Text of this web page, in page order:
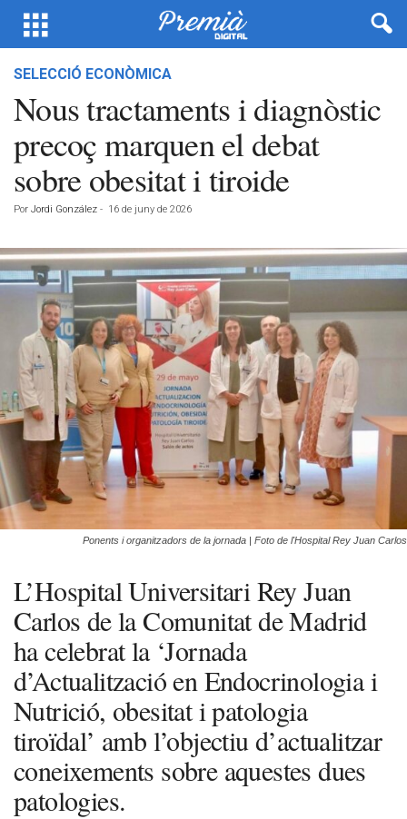
SELECCIÓ ECONÒMICA
Nous tractaments i diagnòstic
precoç marquen el debat
sobre obesitat i tiroide
Por Jordi González - 16 de juny de 2026
Ponents i organitzadors de la jornada | Foto de l'Hospital Rey Juan Carlos
L’Hospital Universitari Rey Juan
Carlos de la Comunitat de Madrid
ha celebrat la ‘Jornada
d’Actualització en Endocrinologia i
Nutrició, obesitat i patologia
tiroïdal’ amb l’objectiu d’actualitzar
coneixements sobre aquestes dues
patologies.